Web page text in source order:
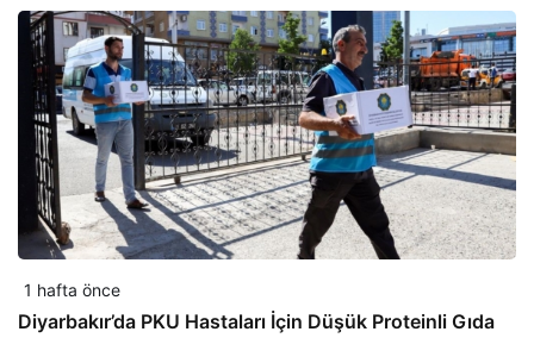
1 hafta önce
Diyarbakır’da PKU Hastaları İçin Düşük Proteinli Gıda